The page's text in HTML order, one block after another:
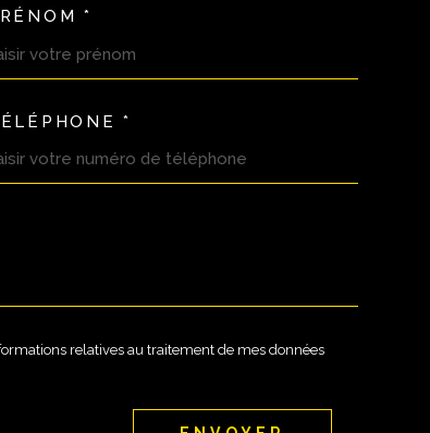
*
*
relatives au traitement de mes données